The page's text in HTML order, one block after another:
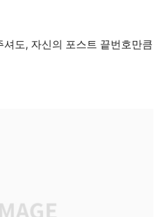
도, 자신의 포스트 끝번호만큼